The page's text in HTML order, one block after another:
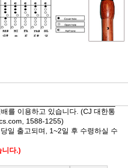
를 이용하고 있습니다. (CJ 대한통
, 1588-1255)
일 출고되며, 1~2일 후 수령하실 수
니다.)